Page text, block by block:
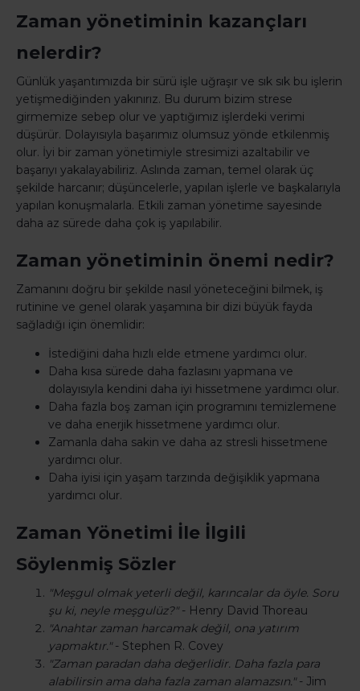
Zaman yönetiminin kazançları
nelerdir?
Günlük yaşantımızda bir sürü işle uğraşır ve sık sık bu işlerin
yetişmediğinden yakınırız. Bu durum bizim strese
girmemize sebep olur ve yaptığımız işlerdeki verimi
düşürür. Dolayısıyla başarımız olumsuz yönde etkilenmiş
olur. İyi bir zaman yönetimiyle stresimizi azaltabilir ve
başarıyı yakalayabiliriz. Aslında zaman, temel olarak üç
şekilde harcanır; düşüncelerle, yapılan işlerle ve başkalarıyla
yapılan konuşmalarla. Etkili zaman yönetime sayesinde
daha az sürede daha çok iş yapılabilir.
Zaman yönetiminin önemi nedir?
Zamanını doğru bir şekilde nasıl yöneteceğini bilmek, iş
rutinine ve genel olarak yaşamına bir dizi büyük fayda
sağladığı için önemlidir:
İstediğini daha hızlı elde etmene yardımcı olur.
Daha kısa sürede daha fazlasını yapmana ve
dolayısıyla kendini daha iyi hissetmene yardımcı olur.
Daha fazla boş zaman için programını temizlemene
ve daha enerjik hissetmene yardımcı olur.
Zamanla daha sakin ve daha az stresli hissetmene
yardımcı olur.
Daha iyisi için yaşam tarzında değişiklik yapmana
yardımcı olur.
Zaman Yönetimi İle İlgili
Söylenmiş Sözler
"Meşgul olmak yeterli değil, karıncalar da öyle. Soru
şu ki, neyle meşgulüz?"- Henry David Thoreau
"Anahtar zaman harcamak değil, ona yatırım
yapmaktır."- Stephen R. Covey
"Zaman paradan daha değerlidir. Daha fazla para
alabilirsin ama daha fazla zaman alamazsın."- Jim